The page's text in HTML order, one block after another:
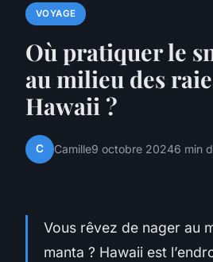
VOYAGE
Où pratiquer le
au milieu des
Hawaii ?
C Camille9 octobre 20246 min
Vous rêvez de nager au
manta ? Hawaii est